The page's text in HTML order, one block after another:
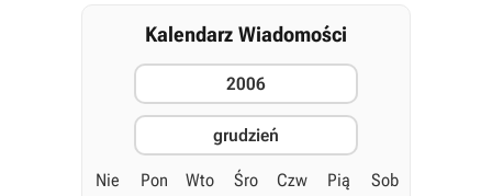
Kalendarz Wiadomości
2006
grudzień
Nie Pon Wto Śro Czw Pią Sob